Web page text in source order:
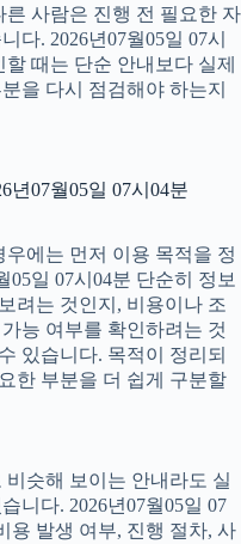
사람은 진행 전 필요한 자
다. 2026년07월05일 07시
때는 단순 안내보다 실제
을 다시 점검해야 하는지
년07월05일 07시04분
에는 먼저 이용 목적을 정
05일 07시04분 단순히 정보
려는 것인지, 비용이나 조
능 여부를 확인하려는 것
있습니다. 목적이 정리되
한 부분을 더 쉽게 구분할
슷해 보이는 안내라도 실
니다. 2026년07월05일 07
용 발생 여부, 진행 절차, 사